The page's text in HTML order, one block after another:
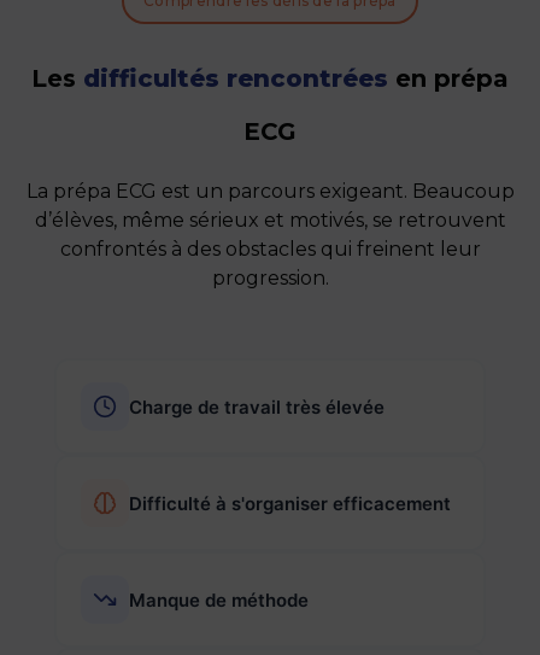
Les difficultés rencontrées en prépa
ECG
La prépa ECG est un parcours exigeant. Beaucoup
d’élèves, même sérieux et motivés, se retrouvent
confrontés à des obstacles qui freinent leur
progression.
Charge de travail très élevée
Difficulté à s'organiser efficacement
Manque de méthode